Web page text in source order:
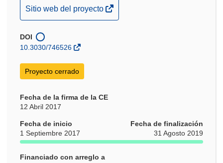
(se
abrirá
una
ventana)
Sitio web del proyecto
DOI
10.3030/746526
Proyecto cerrado
Fecha de la firma de la CE
12 Abril 2017
Fecha de inicio
1 Septiembre 2017
Fecha de finalización
31 Agosto 2019
Financiado con arreglo a